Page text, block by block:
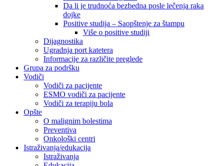
Da li je trudnoća bezbedna posle lečenja raka
dojke
Positive studija – Saopštenje za štampu
Više o positive studiji
Dijagnostika
Ugradnja port katetera
Informacije za različite preglede
Grupa za podršku
Vodiči
Vodiči za pacijente
ESMO vodiči za pacijente
Vodiči za terapiju bola
Opšte
O malignim bolestima
Preventiva
Onkološki centri
Istraživanja/edukacija
Istraživanja